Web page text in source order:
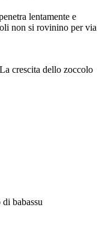
lentamente e
non si rovinino per via
crescita dello zoccolo
babassu